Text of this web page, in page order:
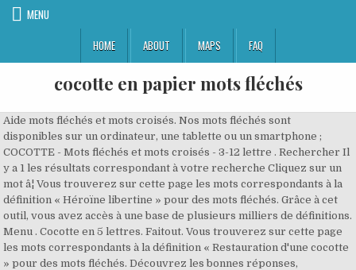
MENU
HOME
ABOUT MAPS FAQ
cocotte en papier mots fléchés
Aide mots fléchés et mots croisés. Nos mots fléchés sont
disponibles sur un ordinateur, une tablette ou un smartphone ;
COCOTTE - Mots fléchés et mots croisés - 3-12 lettre . Rechercher Il
y a 1 les résultats correspondant à votre recherche Cliquez sur un
mot â¦ Vous trouverez sur cette page les mots correspondants à la
définition « Héroïne libertine » pour des mots fléchés. Grâce à cet
outil, vous avez accès à une base de plusieurs milliers de définitions.
Menu . Cocotte en 5 lettres. Faitout. Vous trouverez sur cette page
les mots correspondants à la définition « Restauration d'une cocotte
» pour des mots fléchés. Découvrez les bonnes réponses,